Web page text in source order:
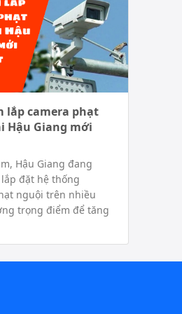
lắp camera phạt
Hậu Giang mới
Hậu Giang đang
đặt hệ thống
nguội trên nhiều
trọng điểm để tăng